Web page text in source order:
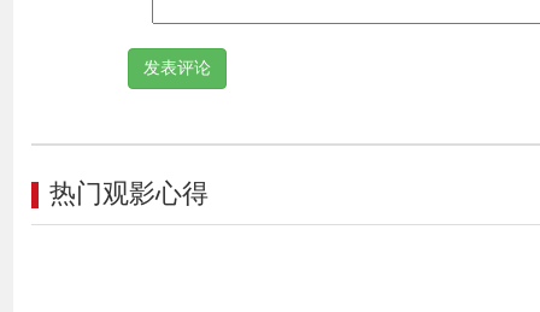
热门观影心得